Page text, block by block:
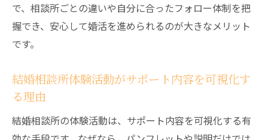
で、相談所ごとの違いや自分に合ったフォロー体制を把
握でき、安心して婚活を進められるのが大きなメリット
です。
結婚相談所体験活動がサポート内容を可視化す
る理由
結婚相談所の体験活動は、サポート内容を可視化する有